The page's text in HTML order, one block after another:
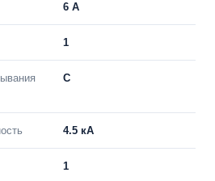
6 A
1
C
4.5 кА
1